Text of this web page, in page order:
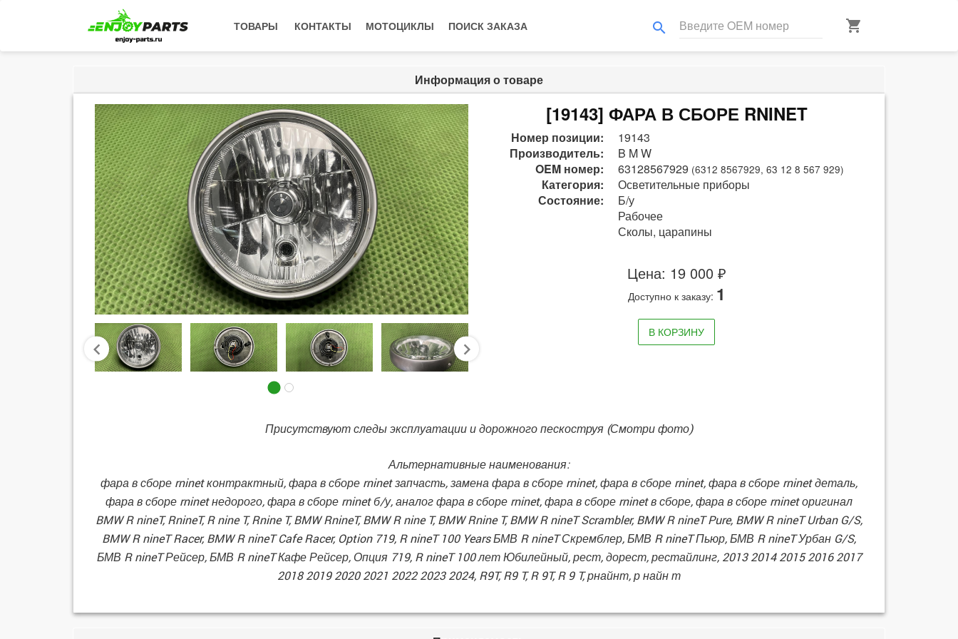
ТОВАРЫ КОНТАКТЫ МОТОЦИКЛЫ ПОИСК ЗАКАЗА search shopping_cart
Информация о товаре
prev next
[19143] ФАРА В СБОРЕ RNINET
Номер позиции:
19143
Производитель:
B M W
OEM номер:
63128567929 (6312 8567929, 63 12 8 567 929)
Категория:
Осветительные приборы
Состояние:
Б/у
Рабочее
Сколы, царапины
Цена: 19 000 ₽
Доступно к заказу: 1
В КОРЗИНУ
Присутствуют следы эксплуатации и дорожного пескоструя (Смотри фото)
Альтернативные наименования:
фара в сборе rninet контрактный, фара в сборе rninet запчасть, замена фара в сборе rninet, фара в сборе rninet, фара в сборе rninet деталь,
фара в сборе rninet недорого, фара в сборе rninet б/у, аналог фара в сборе rninet, фара в сборе rninet в сборе, фара в сборе rninet оригинал
BMW R nineT, RnineT, R nine T, Rnine T, BMW RnineT, BMW R nine T, BMW Rnine T, BMW R nineT Scrambler, BMW R nineT Pure, BMW R nineT Urban G/S,
BMW R nineT Racer, BMW R nineT Cafe Racer, Option 719, R nineT 100 Years БМВ R nineT Скремблер, БМВ R nineT Пьюр, БМВ R nineT Урбан G/S,
БМВ R nineT Рейсер, БМВ R nineT Кафе Рейсер, Опция 719, R nineT 100 лет Юбилейный, рест, дорест, рестайлинг, 2013 2014 2015 2016 2017
2018 2019 2020 2021 2022 2023 2024, R9T, R9 T, R 9T, R 9 T, рнайнт, р найн т